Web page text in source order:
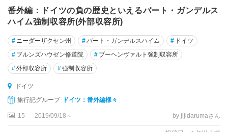
ロ
ン
ハ
ノ
ー
バ
ハ
レ
番外編：ドイツの負の歴史といえるバート・ガンデルス
ハイム強制収容所(外部収容所)
# ニーダーザクセン州 #バート・ガンデルスハイム # ドイツ
# ブルンズハウゼン修道院 # ブーヘンヴァルト強制収容所
#外部収容所 #強制収容所
ドイツ
旅行記グループ
ドイツ：番外編様々
15 2019/09/18～ by jijidarumaさん